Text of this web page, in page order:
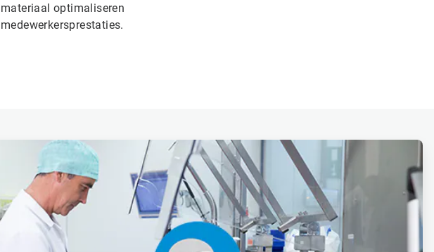
materiaal optimaliseren
medewerkersprestaties.